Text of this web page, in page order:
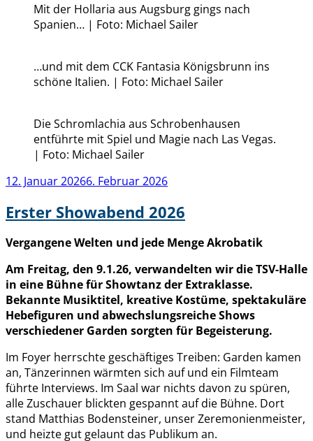
Mit der Hollaria aus Augsburg gings nach
Spanien… | Foto: Michael Sailer
…und mit dem CCK Fantasia Königsbrunn ins
schöne Italien. | Foto: Michael Sailer
Die Schromlachia aus Schrobenhausen
entführte mit Spiel und Magie nach Las Vegas.
| Foto: Michael Sailer
Veröffentlicht
12. Januar 20266. Februar 2026
Erster Showabend 2026
Vergangene Welten und jede Menge Akrobatik
Am Freitag, den 9.1.26, verwandelten wir die TSV-Halle
in eine Bühne für Showtanz der Extraklasse.
Bekannte Musiktitel, kreative Kostüme, spektakuläre
Hebefiguren und abwechslungsreiche Shows
verschiedener Garden sorgten für Begeisterung.
Im Foyer herrschte geschäftiges Treiben: Garden kamen
an, Tänzerinnen wärmten sich auf und ein Filmteam
führte Interviews. Im Saal war nichts davon zu spüren,
alle Zuschauer blickten gespannt auf die Bühne. Dort
stand Matthias Bodensteiner, unser Zeremonienmeister,
und heizte gut gelaunt das Publikum an.